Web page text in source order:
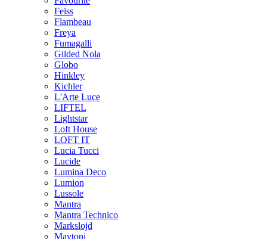
Feiss
Flambeau
Freya
Fumagalli
Gilded Nola
Globo
Hinkley
Kichler
L'Arte Luce
LIFTEL
Lightstar
Loft House
LOFT IT
Lucia Tucci
Lucide
Lumina Deco
Lumion
Lussole
Mantra
Mantra Technico
Markslojd
Maytoni